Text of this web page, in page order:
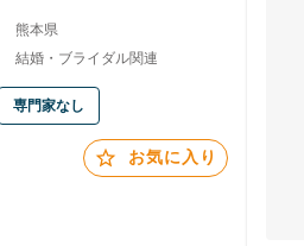
熊本県
結婚・ブライダル関連
専門家なし
お気に入り